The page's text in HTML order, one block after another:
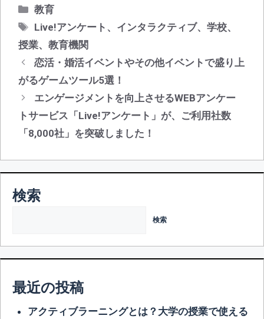
カ
テ
リ
ー
教育
タ
グ
Live!アンケート 、 インタラクティブ、学校、
授業、 教育機関
投
稿
ナ
ビ
ゲ
ー
ョ
恋活・婚活イベントやその他イベントで盛り上
がるゲームツール5選！
エンゲージメントを向上させるWEBアンケー
トサービス「Live!アンケート」が、ご利用社数
「8,000社」を突破しました！
検索
検索
最近の投稿
アクティブラーニングとは？大学の授業で使える